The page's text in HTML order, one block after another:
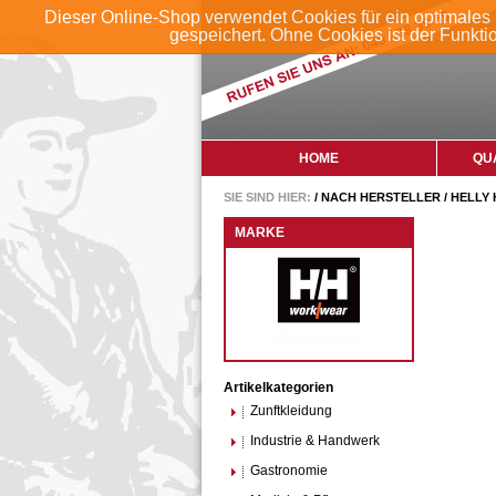
Dieser Online-Shop verwendet Cookies für ein
gespeichert. Ohne Cookies ist der
HOME
SIE SIND HIER: / NACH HERSTELLER / HELLY
MARKE
Artikelkategorien
Zunftkleidung
Industrie & Handwerk
Gastronomie